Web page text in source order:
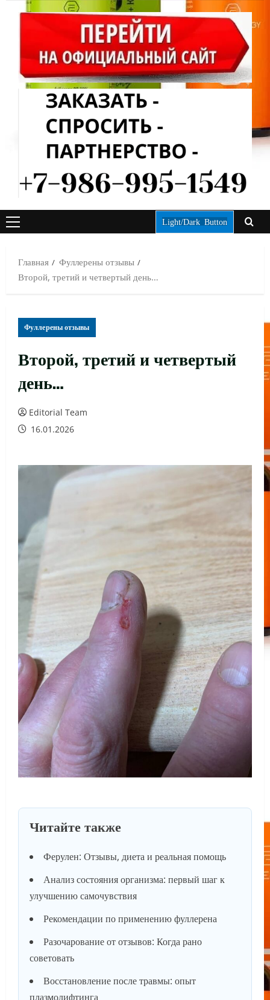
ОСНОВНОЕ
Light/Dark Button
Главная
Фуллерены отзывы
Второй, третий и четвертый день…
Фуллерены отзывы
Второй, третий и четвертый
день…
Editorial Team
16.01.2026
Читайте также
Ферулен: Отзывы, диета и реальная помощь
Анализ состояния организма: первый шаг к
улучшению самочувствия
Рекомендации по применению фуллерена
Разочарование от отзывов: Когда рано
советовать
Восстановление после травмы: опыт
плазмолифтинга